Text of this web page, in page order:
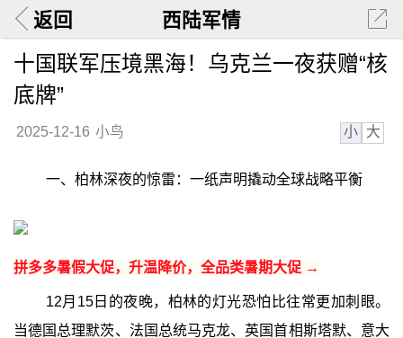
返回 西陆军情
十国联军压境黑海！乌克兰一夜获赠“核
底牌”
2025-12-16 小鸟 小 大
一、柏林深夜的惊雷：一纸声明撬动全球战略平衡
拼多多暑假大促，升温降价，全品类暑期大促 →
12月15日的夜晚，柏林的灯光恐怕比往常更加刺眼。
当德国总理默茨、法国总统马克龙、英国首相斯塔默、意大